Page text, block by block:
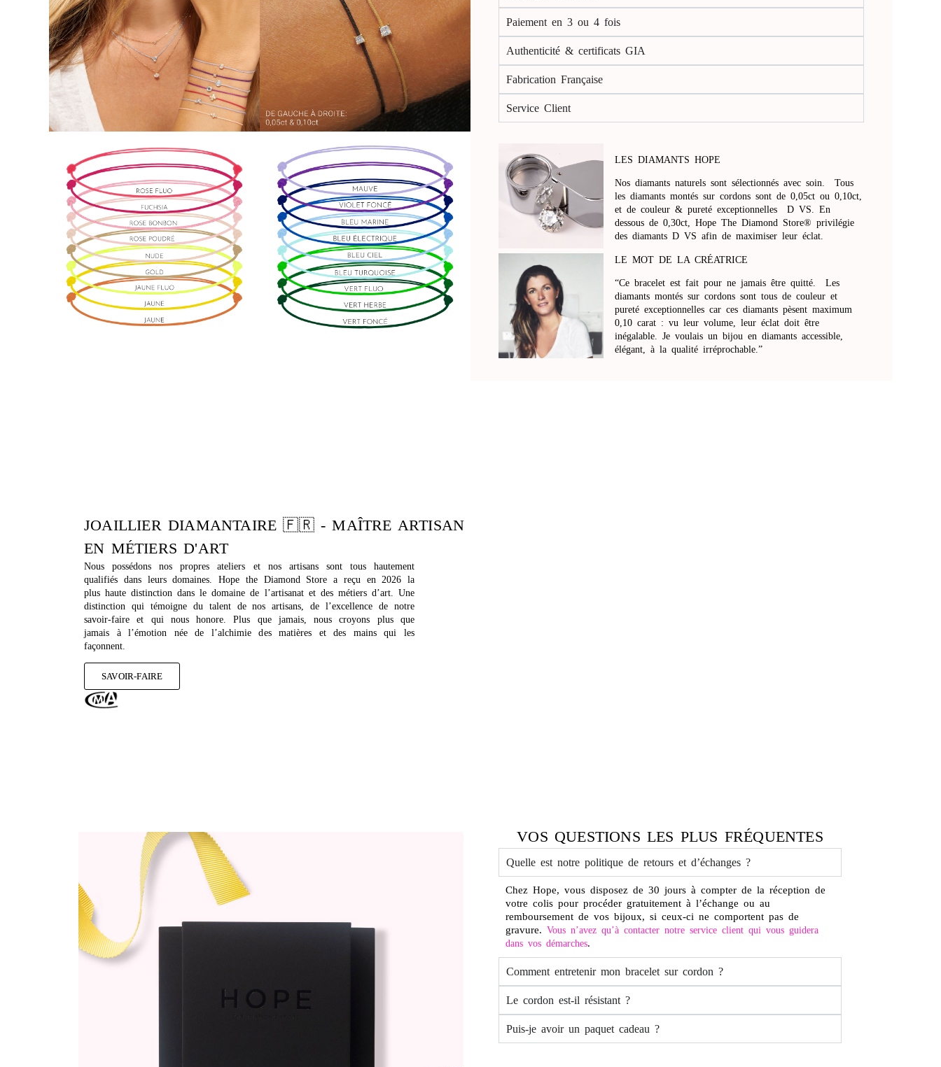
Paiement en 3 ou 4 fois
Authenticité & certificats GIA
Fabrication Française
Service Client
LES DIAMANTS HOPE
Nos diamants naturels sont sélectionnés avec soin. Tous
les diamants montés sur cordons sont de 0,05ct ou 0,10ct,
et de couleur & pureté exceptionnelles D VS. En
dessous de 0,30ct, Hope The Diamond Store® privilégie
des diamants D VS afin de maximiser leur éclat.
LE MOT DE LA CRÉATRICE
“Ce bracelet est fait pour ne jamais être quitté. Les
diamants montés sur cordons sont tous de couleur et
pureté exceptionnelles car ces diamants pèsent maximum
0,10 carat : vu leur volume, leur éclat doit être
inégalable. Je voulais un bijou en diamants accessible,
élégant, à la qualité irréprochable.”
JOAILLIER DIAMANTAIRE 🇫🇷 - MAÎTRE ARTISAN
EN MÉTIERS D'ART
Nous possédons nos propres ateliers et nos artisans sont tous hautement
qualifiés dans leurs domaines. Hope the Diamond Store a reçu en 2026 la
plus haute distinction dans le domaine de l’artisanat et des métiers d’art. Une
distinction qui témoigne du talent de nos artisans, de l’excellence de notre
savoir-faire et qui nous honore. Plus que jamais, nous croyons plus que
jamais à l’émotion née de l’alchimie des matières et des mains qui les
façonnent.
SAVOIR-FAIRE
VOS QUESTIONS LES PLUS FRÉQUENTES
Quelle est notre politique de retours et d’échanges ?
Chez Hope, vous disposez de 30 jours à compter de la réception de
votre colis pour procéder gratuitement à l’échange ou au
remboursement de vos bijoux, si ceux-ci ne comportent pas de
gravure. Vous n’avez qu’à contacter notre service client qui vous guidera
dans vos démarches.
Comment entretenir mon bracelet sur cordon ?
Le cordon est-il résistant ?
Puis-je avoir un paquet cadeau ?